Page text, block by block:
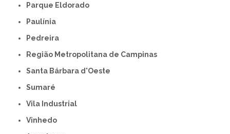
Parque Eldorado
Paulínia
Pedreira
Região Metropolitana de Campinas
Santa Bárbara d'Oeste
Sumaré
Vila Industrial
Vinhedo